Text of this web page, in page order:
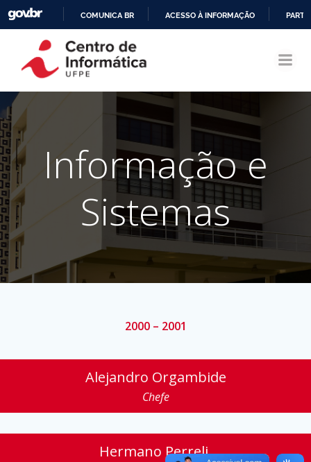
CONTEÚDO
COMUNICA BR ACESSO À INFORMAÇÃO
Informação e
Sistemas
2000 – 2001
Alejandro Orgambide
Chefe
Hermano Perreli